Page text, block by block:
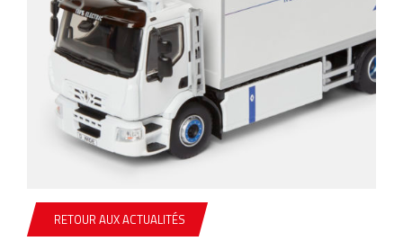
RETOUR AUX ACTUALITÉS